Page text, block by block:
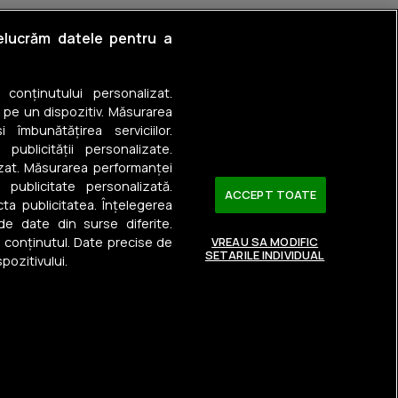
datele pentru a
personalizat.
un dispozitiv. Măsurarea
îmbunătățirea serviciilor.
personalizate.
Măsurarea performanței
personalizată.
publicitatea. Înțelegerea
date din surse diferite.
Date precise de
ACCEPT TOATE
VREAU SA MODIFIC
SETARILE INDIVIDUAL